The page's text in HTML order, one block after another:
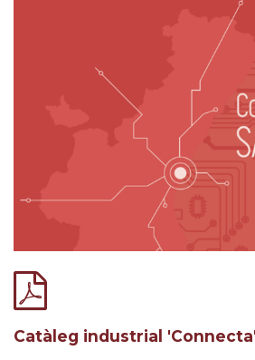
Catàleg industrial